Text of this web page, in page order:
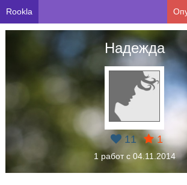
Rookla
Надежда
11 1
1 работ с 04.11.2014